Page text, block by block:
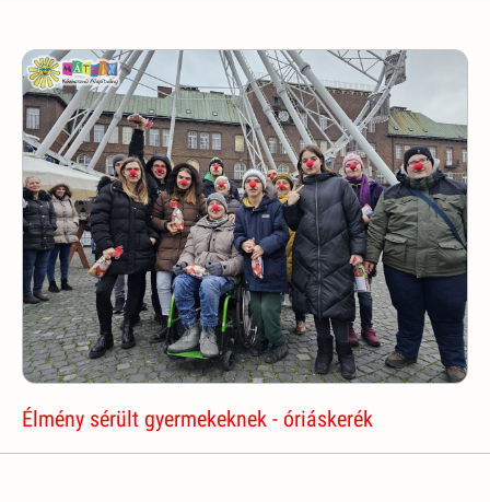
Élmény sérült gyermekeknek - óriáskerék